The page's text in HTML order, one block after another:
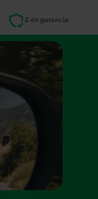
2 év garancia